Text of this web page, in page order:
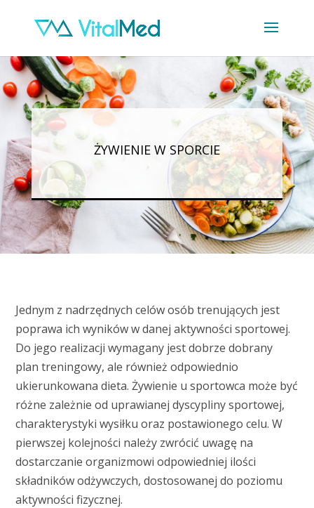
ŻYWIENIE W SPORCIE
Jednym z nadrzędnych celów osób trenujących jest
poprawa ich wyników w danej aktywności sportowej.
Do jego realizacji wymagany jest dobrze dobrany
plan treningowy, ale również odpowiednio
ukierunkowana dieta. Żywienie u sportowca może być
różne zależnie od uprawianej dyscypliny sportowej,
charakterystyki wysiłku oraz postawionego celu. W
pierwszej kolejności należy zwrócić uwagę na
dostarczanie organizmowi odpowiedniej ilości
składników odżywczych, dostosowanej do poziomu
aktywności fizycznej.